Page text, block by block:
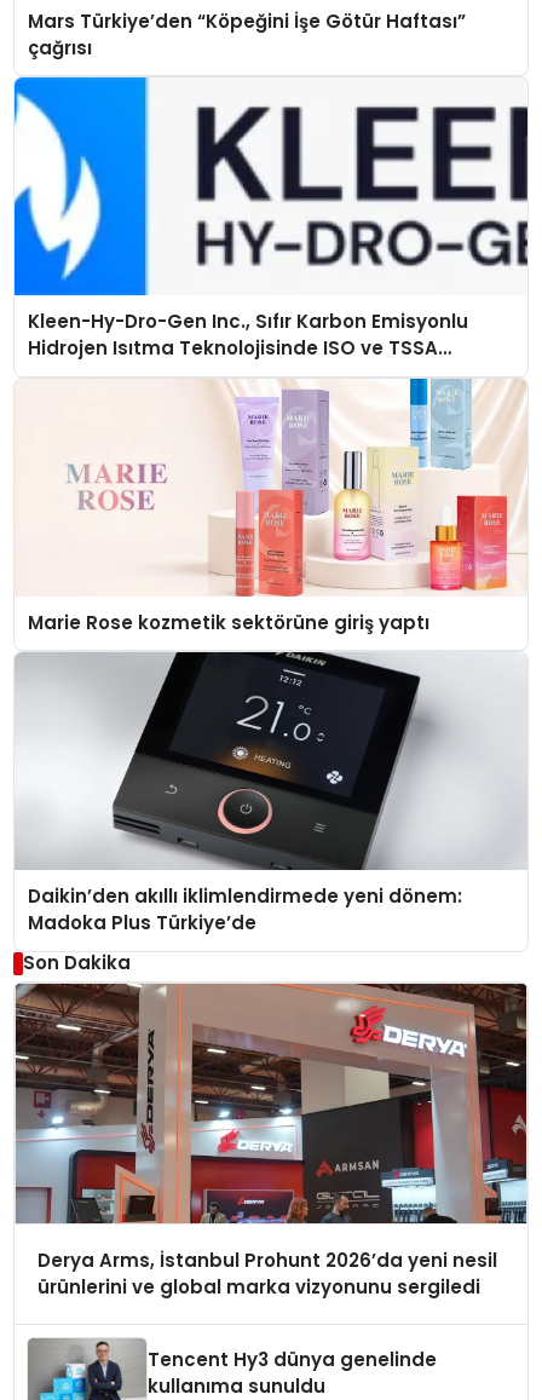
Mars Türkiye’den “Köpeğini İşe Götür Haftası”
çağrısı
Kleen-Hy-Dro-Gen Inc., Sıfır Karbon Emisyonlu
Hidrojen Isıtma Teknolojisinde ISO ve TSSA
Düzenleyici Onaylarını Aldı
Marie Rose kozmetik sektörüne giriş yaptı
Daikin’den akıllı iklimlendirmede yeni dönem:
Madoka Plus Türkiye’de
Son Dakika
Derya Arms, İstanbul Prohunt 2026’da yeni nesil
ürünlerini ve global marka vizyonunu sergiledi
Tencent Hy3 dünya genelinde
kullanıma sunuldu